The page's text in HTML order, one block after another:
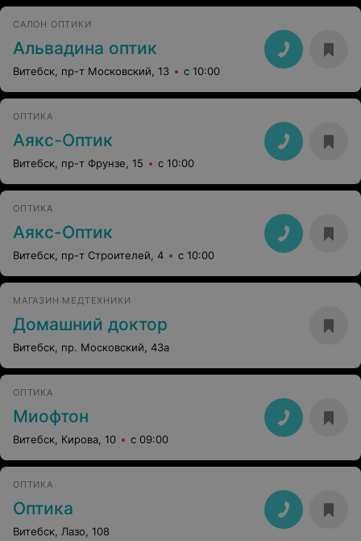
САЛОН ОПТИКИ
Альвадина оптик
Витебск, пр-т Московский, 13 с 10:00
ОПТИКА
Аякс-Оптик
Витебск, пр-т Фрунзе, 15 с 10:00
ОПТИКА
Аякс-Оптик
Витебск, пр-т Строителей, 4 с 10:00
МАГАЗИН МЕДТЕХНИКИ
Домашний доктор
Витебск, пр. Московский, 43а
ОПТИКА
Миофтон
Витебск, Кирова, 10 с 09:00
ОПТИКА
Оптика
Витебск, Лазо, 108